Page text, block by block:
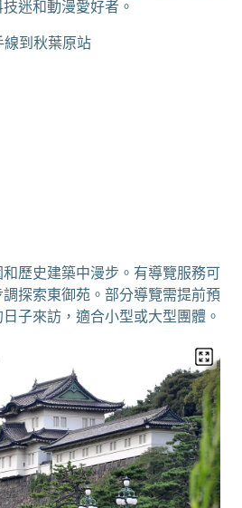
迷和動漫愛好者。
線到秋葉原站
歷史建築中漫步。有導覽服務可
探索東御苑。部分導覽需提前預
子來訪，適合小型或大型團體。